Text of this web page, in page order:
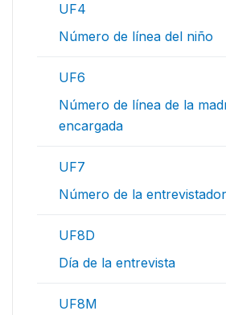
UF4
Número de línea del niño
UF6
Número de línea de la
encargada
UF7
Número de la
UF8D
Día de la entrevista
UF8M